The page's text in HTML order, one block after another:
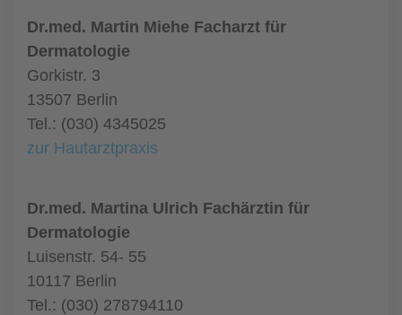
Dr.med. Martin Miehe Facharzt für
Dermatologie
Gorkistr. 3
13507 Berlin
Tel.: (030) 4345025
zur Hautarztpraxis
Dr.med. Martina Ulrich Fachärztin für
Dermatologie
Luisenstr. 54- 55
10117 Berlin
Tel.: (030) 278794110